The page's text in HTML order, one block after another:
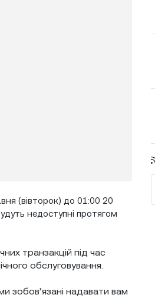
(вівторок) до 01:00 20
недоступні протягом
транзакцій під час
обслуговування.
зобов’язані надавати вам